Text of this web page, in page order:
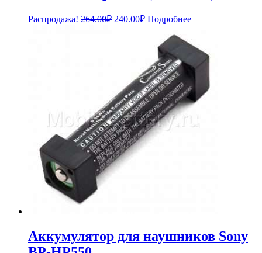
Распродажа! 264.00₽ Первоначальная
240.00₽Текущая
240.00₽.
Подробнее
Аккумулятор для наушников Sony